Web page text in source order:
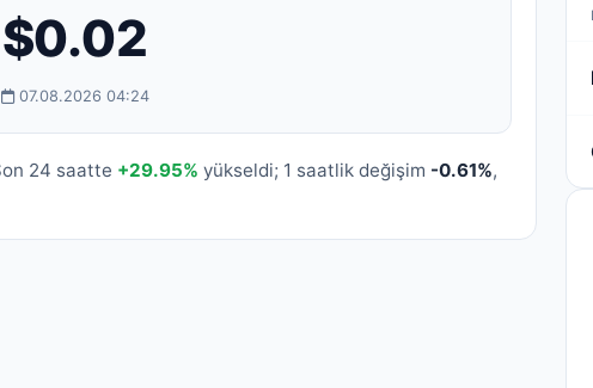
$0.02
07.08.2026 04:24
24 saatte +29.95% yükseldi; 1 saatlik değişim -0.61%,